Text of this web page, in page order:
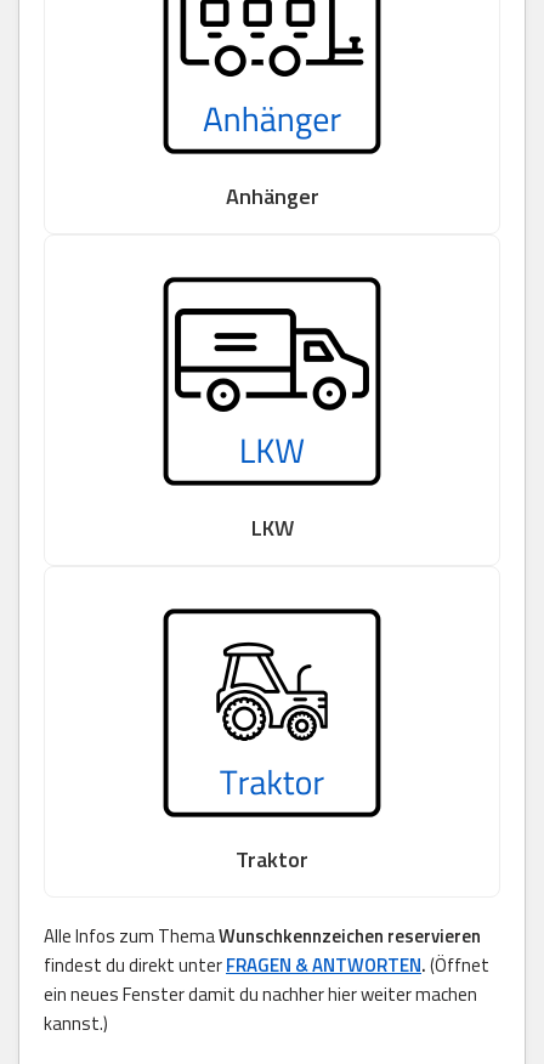
Anhänger
LKW
Traktor
Alle Infos zum ThemaWunschkennzeichen reservieren
findest du direkt unterFRAGEN & ANTWORTEN.(Öffnet
ein neues Fenster damit du nachher hier weiter machen
kannst.)